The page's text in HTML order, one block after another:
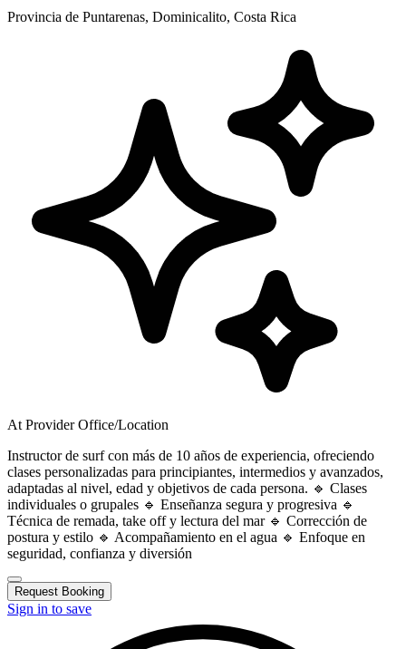
Provincia de Puntarenas, Dominicalito, Costa Rica
At Provider Office/Location
Instructor de surf con más de 10 años de experiencia, ofreciendo
clases personalizadas para principiantes, intermedios y avanzados,
adaptadas al nivel, edad y objetivos de cada persona. 🔹 Clases
individuales o grupales 🔹 Enseñanza segura y progresiva 🔹
Técnica de remada, take off y lectura del mar 🔹 Corrección de
postura y estilo 🔹 Acompañamiento en el agua 🔹 Enfoque en
seguridad, confianza y diversión
Request Booking
Sign in to save